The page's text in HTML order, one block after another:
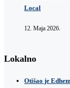
Local
12. Maja 2026.
Lokalno
Otišao je